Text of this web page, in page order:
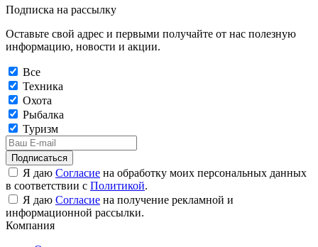
Подписка на рассылку
Оставьте свой адрес и первыми получайте от нас полезную
информацию, новости и акции.
Все
Техника
Охота
Рыбалка
Туризм
Подписаться
Я даю Согласие на обработку моих персональных данных
в соответствии с Политикой.
Я даю Согласие на получение рекламной и
информационной рассылки.
Компания